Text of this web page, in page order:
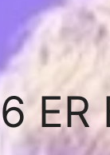
ER